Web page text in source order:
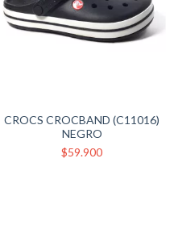
CROCS CROCBAND (C11016)
NEGRO
$59.900